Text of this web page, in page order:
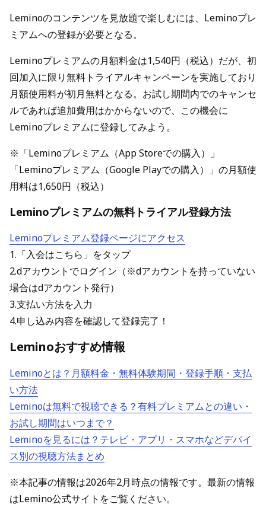
Leminoのコンテンツを見放題で楽しむには、Leminoプレ
ミアムへの登録が必要となる。
Leminoプレミアムの月額料金は1,540円（税込）だが、初
回加入に限り無料トライアルキャンペーンを実施しており
月額使用料が初月無料となる。お試し期間内でのキャンセ
ルであれば追加費用はかからないので、この機会に
Leminoプレミアムに登録してみよう。
※「Leminoプレミアム（App Storeでの購入）」
「Leminoプレミアム（Google Playでの購入）」の月額使
用料は1,650円（税込）
Leminoプレミアムの無料トライアル登録方法
Leminoプレミアム登録ページにアクセス
1.「入会はこちら」をタップ
2.dアカウントでログイン（※dアカウントを持っていない
場合はdアカウント発行）
3.支払い方法を入力
4.申し込み内容を確認して登録完了！
Leminoおすすめ情報
Leminoとは？月額料金・無料体験期間・登録手順・支払
い方法
Leminoは無料で視聴できる？有料プレミアムとの違い・
お試し期間はいつまで？
Leminoを見るには？テレビ・アプリ・スマホなどデバイ
ス別の視聴方法まとめ
※本記事の情報は2026年2月時点の情報です。最新の情報
はLemino公式サイトをご覧ください。